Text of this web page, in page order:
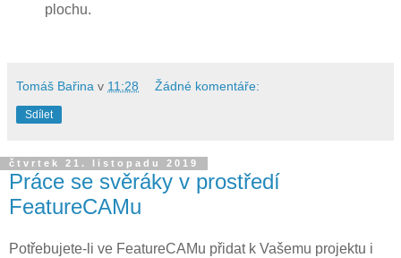
plochu.
Tomáš Bařina v 11:28 Žádné komentáře:
Sdílet
čtvrtek 21. listopadu 2019
Práce se svěráky v prostředí
FeatureCAMu
Potřebujete-li ve FeatureCAMu přidat k Vašemu projektu i